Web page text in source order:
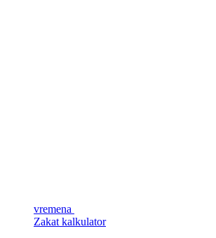
vremena
Zakat kalkulator